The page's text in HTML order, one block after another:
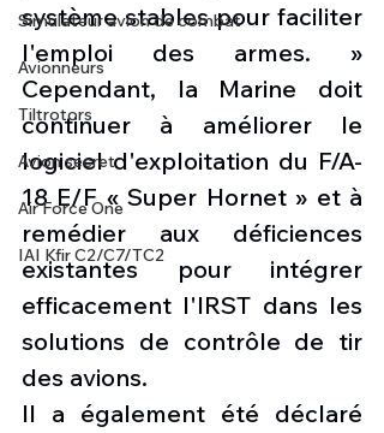
Simulateur avion de combat
Avionneurs
Tiltrotors
Avion secret
Air Force One
IAI Kfir C2/C7/TC2
système stables pour faciliter
l'emploi des armes. »
Cependant, la Marine doit
continuer à améliorer le
logiciel d'exploitation du F/A-
18 E/F « Super Hornet » et à
remédier aux déficiences
existantes pour intégrer
efficacement l'IRST dans les
solutions de contrôle de tir
des avions.
Il a également été déclaré